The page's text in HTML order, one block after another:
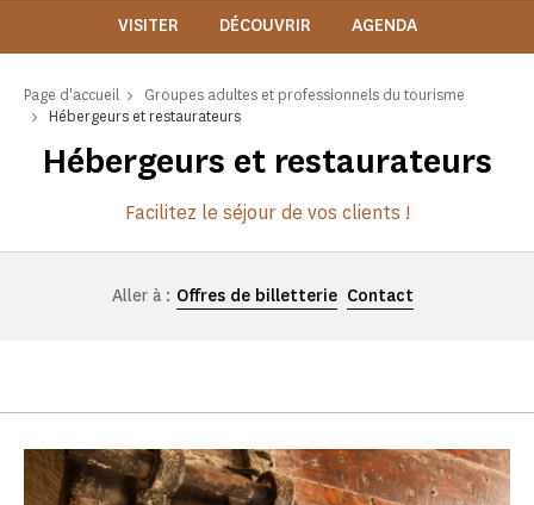
VISITER DÉCOUVRIR AGENDA
Page d'accueil
Groupes adultes et professionnels du tourisme
Hébergeurs et restaurateurs
Hébergeurs et restaurateurs
Facilitez le séjour de vos clients !
Aller à : Offres de billetterie Contact